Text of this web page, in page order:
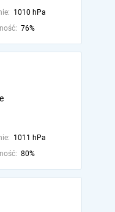
1010 hPa
76%
1011 hPa
80%